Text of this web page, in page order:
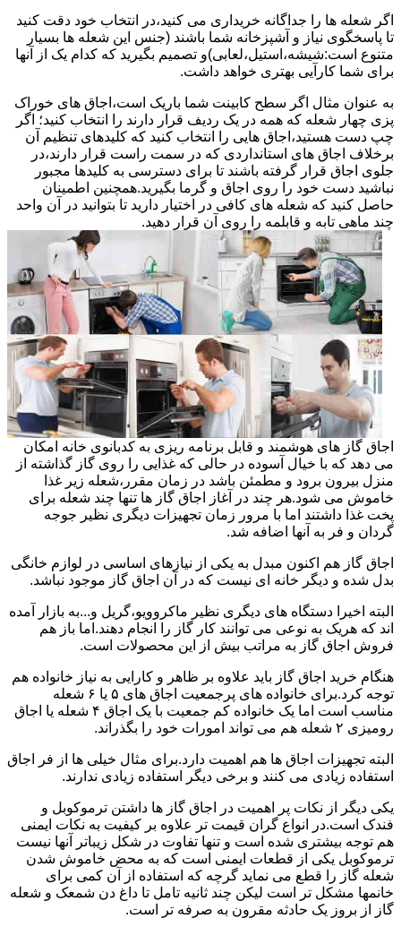
اگر شعله ها را جداگانه خریداری می کنید،در انتخاب خود دقت کنید
تا پاسخگوی نیاز و آشپزخانه شما باشند (جنس این شعله ها بسیار
متنوع است:شیشه،استیل،لعابی)و تصمیم بگیرید که کدام یک از آنها
برای شما کارآیی بهتری خواهد داشت.
به عنوان مثال اگر سطح کابینت شما باریک است،اجاق های خوراک
پزی چهار شعله که همه در یک ردیف قرار دارند را انتخاب کنید؛ اگر
چپ دست هستید،اجاق هایی را انتخاب کنید که کلیدهای تنظیم آن
برخلاف اجاق های استانداردی که در سمت راست قرار دارند،در
جلوی اجاق قرار گرفته باشند تا برای دسترسی به کلیدها مجبور
نباشید دست خود را روی اجاق و گرما بگیرید.همچنین اطمینان
حاصل کنید که شعله های کافی در اختیار دارید تا بتوانید در آن واحد
چند ماهی تابه و قابلمه را روی آن قرار دهید.
اجاق گاز های هوشمند و قابل برنامه ریزی به کدبانوی خانه امکان
می دهد که با خیال آسوده در حالی که غذایی را روی گاز گذاشته از
منزل بیرون برود و مطمئن باشد در زمان مقرر،شعله زیر غذا
خاموش می شود.هر چند در آغاز اجاق گاز ها تنها چند شعله برای
پخت غذا داشتند اما با مرور زمان تجهیزات دیگری نظیر جوجه
گردان و فر به آنها اضافه شد.
اجاق گاز هم اکنون مبدل به یکی از نیازهای اساسی در لوازم خانگی
بدل شده و دیگر خانه ای نیست که در آن اجاق گاز موجود نباشد.
البته اخیرا دستگاه های دیگری نظیر ماکروویو،گریل و...به بازار آمده
اند که هریک به نوعی می توانند کار گاز را انجام دهند.اما باز هم
فروش اجاق گاز به مراتب بیش از این محصولات است.
هنگام خرید اجاق گاز باید علاوه بر ظاهر و کارایی به نیاز خانواده هم
توجه کرد.برای خانواده های پرجمعیت اجاق های ۵ یا ۶ شعله
مناسب است اما یک خانواده کم جمعیت با یک اجاق ۴ شعله یا اجاق
رومیزی ۲ شعله هم می تواند امورات خود را بگذراند.
البته تجهیزات اجاق ها هم اهمیت دارد.برای مثال خیلی ها از فر اجاق
استفاده زیادی می کنند و برخی دیگر استفاده زیادی ندارند.
یکی دیگر از نکات پر اهمیت در اجاق گاز ها داشتن ترموکوبل و
فندک است.در انواع گران قیمت تر علاوه بر کیفیت به نکات ایمنی
هم توجه بیشتری شده است و تنها تفاوت در شکل زیباتر آنها نیست
ترموکوبل یکی از قطعات ایمنی است که به محض خاموش شدن
شعله گاز را قطع می نماید گرچه که استفاده از آن کمی برای
خانمها مشکل تر است لیکن چند ثانیه تامل تا داغ دن شمعک و شعله
گاز از بروز یک حادثه مقرون به صرفه تر است.